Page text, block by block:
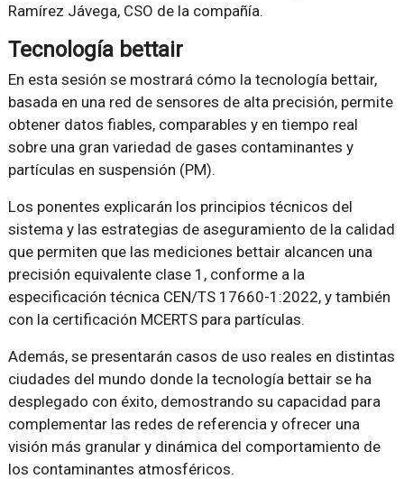
Ramírez Jávega, CSO de la compañía.
Tecnología bettair
En esta sesión se mostrará cómo la tecnología bettair,
basada en una red de sensores de alta precisión, permite
obtener datos fiables, comparables y en tiempo real
sobre una gran variedad de gases contaminantes y
partículas en suspensión (PM).
Los ponentes explicarán los principios técnicos del
sistema y las estrategias de aseguramiento de la calidad
que permiten que las mediciones bettair alcancen una
precisión equivalente clase 1, conforme a la
especificación técnica CEN/TS 17660-1:2022, y también
con la certificación MCERTS para partículas.
Además, se presentarán casos de uso reales en distintas
ciudades del mundo donde la tecnología bettair se ha
desplegado con éxito, demostrando su capacidad para
complementar las redes de referencia y ofrecer una
visión más granular y dinámica del comportamiento de
los contaminantes atmosféricos.